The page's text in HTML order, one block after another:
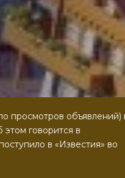
просмотров объявлений)
говорится в
в «Известия» во